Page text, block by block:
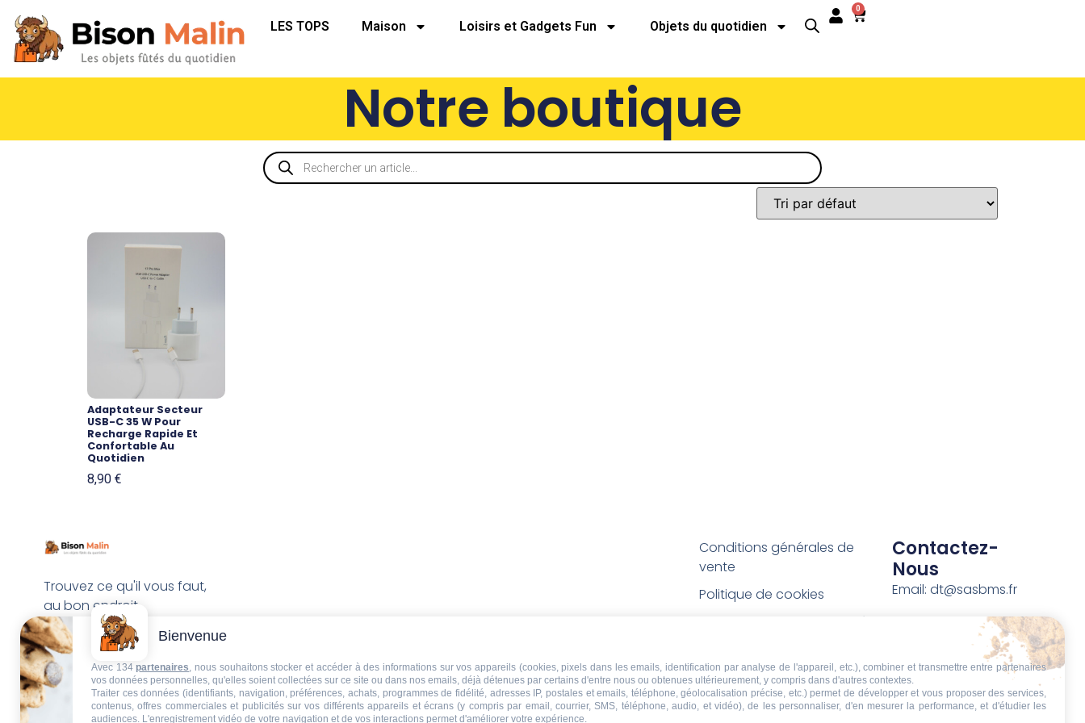
LES TOPS Maison Loisirs et Gadgets Fun Objets du quotidien
0
Notre boutique
Adaptateur Secteur
USB-C 35 W Pour
Recharge Rapide Et
Confortable Au
Quotidien
8,90 €
Trouvez ce qu'il vous faut,
au bon endroit
Conditions générales de
vente
Politique de cookies
Politique de confidentialité
Conditions de retour et de
remboursement
Contactez-
Nous
Email: dt@sasbms.fr
Bienvenue
Avec 134 partenaires, nous souhaitons stocker et accéder à des informations sur vos appareils (cookies, pixels dans les emails, identification par analyse de l'appareil, etc.), combiner et transmettre entre partenaires
vos données personnelles, qu'elles soient collectées sur ce site ou dans nos emails, déjà détenues par certains d'entre nous ou obtenues ultérieurement, y compris dans d'autres contextes.
Traiter ces données (identifiants, navigation, préférences, achats, programmes de fidélité, adresses IP, postales et emails, téléphone, géolocalisation précise, etc.) permet de développer et vous proposer des services,
contenus, offres commerciales et publicités sur vos différents appareils et écrans (y compris par email, courrier, SMS, téléphone, audio, et vidéo), de les personnaliser, d'en mesurer la performance, et d'étudier les
audiences. L'enregistrement vidéo de votre navigation et de vos interactions permet d'améliorer votre expérience.